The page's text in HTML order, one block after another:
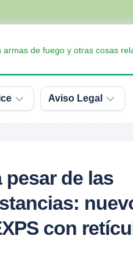
de fuego y otras cosas
Aviso Legal
de
pesar de las
con